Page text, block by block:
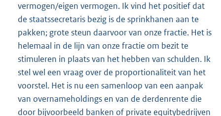
vermogen/eigen vermogen. Ik vind het positief dat
de staatssecretaris bezig is de sprinkhanen aan te
pakken; grote steun daarvoor van onze fractie. Het is
helemaal in de lijn van onze fractie om bezit te
stimuleren in plaats van het hebben van schulden. Ik
stel wel een vraag over de proportionaliteit van het
voorstel. Het is nu een samenloop van een aanpak
van overnameholdings en van de derdenrente die
door bijvoorbeeld banken of private equitybedrijven